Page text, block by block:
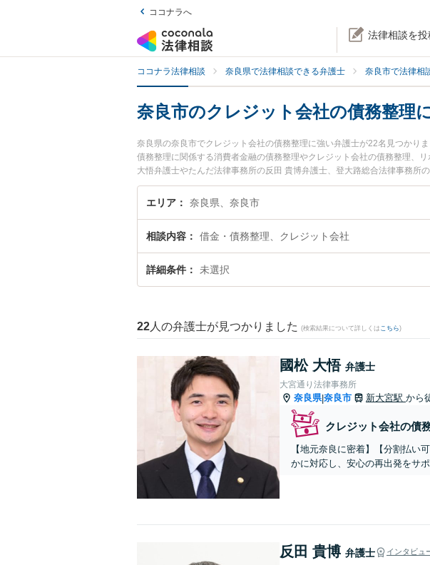
ココナラへ
法律相談を投
ココナラ法律相談 奈良県で法律相談できる弁護士 奈良市で法律相
奈良市のクレジット会社の債務整理
奈良県の奈良市でクレジット会社の債務整理に強い弁護士が22名見つかり
債務整理に関係する消費者金融の債務整理やクレジット会社の債務整理、
大悟弁護士やたんだ法律事務所の反田 貴博弁護士、登大路総合法律事務所
や夜間に発生したクレジット会社の債務整理のトラブルを今すぐに弁護士
『初回相談無料でクレジット会社の債務整理を法律相談できる奈良市内の
エリア 奈良県、奈良市
相談内容 借金・債務整理、クレジット会社
詳細条件 未選択
22 人の弁護士が見つかりました (検索結果について詳しくは こちら)
國松 大悟 弁護士
大宮通り法律事務所
奈良県|奈良市 新大宮駅 から
クレジット会社の債
【地元奈良に密着】【分割払い
かに対応し、安心の再出発をサ
反田 貴博 弁護士 インタビュ